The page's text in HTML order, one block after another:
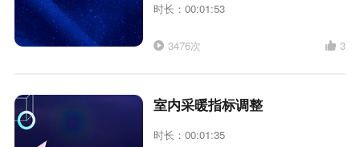
时长：00:01:53
3476次 3
室内采暖指标调整
时长：00:01:35